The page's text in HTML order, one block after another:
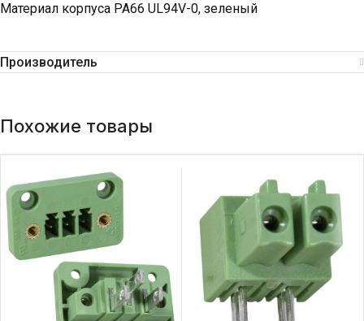
Материал корпуса PA66 UL94V-0, зеленый
Производитель
Похожие товары